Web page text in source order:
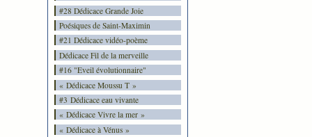
#28 Dédicace Grande Joie
Poésiques de Saint-Maximin
#21 Dédicace vidéo-poème
Dédicace Fil de la merveille
#16 "Eveil évolutionnaire"
« Dédicace Moussu T »
#3 Dédicace eau vivante
« Dédicace Vivre la mer »
« Dédicace à Vénus »